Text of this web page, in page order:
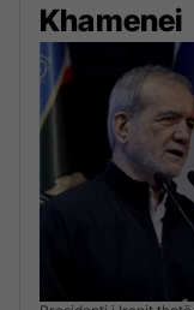
Khamenei